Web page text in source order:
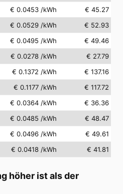
€ 0.0453 /kWh
€ 45.27
€ 0.0529 /kWh
€ 52.93
€ 0.0495 /kWh
€ 49.46
€ 0.0278 /kWh
€ 27.79
€ 0.1372 /kWh
€ 137.16
€ 0.1177 /kWh
€ 117.72
€ 0.0364 /kWh
€ 36.36
€ 0.0485 /kWh
€ 48.47
€ 0.0496 /kWh
€ 49.61
€ 0.0418 /kWh € 41.81
höher ist als der